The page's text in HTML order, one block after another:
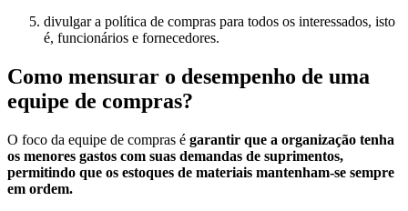
divulgar a política de compras para todos os interessados, isto
é, funcionários e fornecedores.
Como mensurar o desempenho de uma
equipe de compras?
O foco da equipe de compras é garantir que a organização tenha
os menores gastos com suas demandas de suprimentos,
permitindo que os estoques de materiais mantenham-se sempre
em ordem.